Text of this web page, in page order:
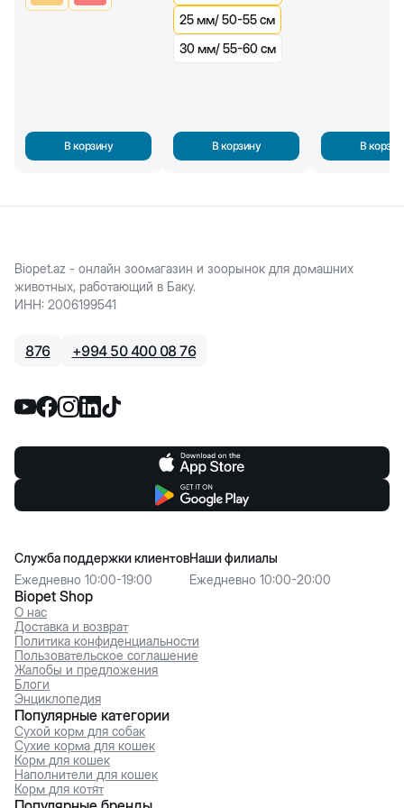
В корзину
25 мм/ 50-55 см
30 мм/ 55-60 см
В корзину В
Biopet.az - онлайн зоомагазин и зоорынок для домашних
животных, работающий в Баку.
ИНН: 2006199541
876 +994 50 400 08 76
Biopet Shop
О нас
Доставка и возврат
Политика конфиденциальности
Пользовательское соглашение
Жалобы и предложения
Блоги
Энциклопедия
Служба поддержки клиентов
Ежедневно 10:00-19:00
Наши филиалы
Ежедневно 10:00-20:00
Популярные категории
Сухой корм для собак
Сухие корма для кошек
Корм для кошек
Наполнители для кошек
Корм для котят